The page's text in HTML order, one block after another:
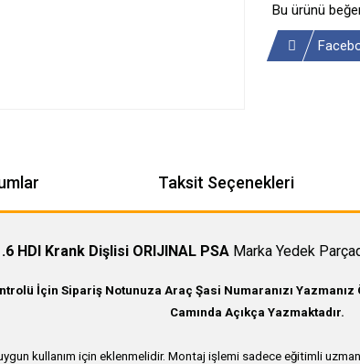
Bu ürünü
Taksit Seçenekleri
HDI Krank Dişlisi ORIJINAL PSAMarka Yedek
İçin Sipariş Notunuza Araç Şasi Numaranızı
Camında Açıkça Yazmaktadır.
kullanım için eklenmelidir. Montaj işlemi sadece eğitimli